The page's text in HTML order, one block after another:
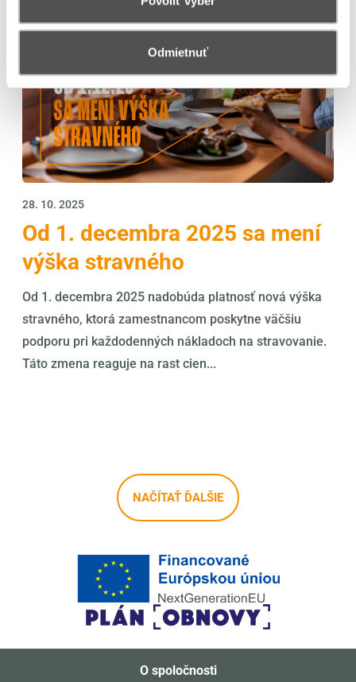
Odmietnuť
28. 10. 2025
Od 1. decembra 2025 sa mení
výška stravného
Od 1. decembra 2025 nadobúda platnosť nová výška
stravného, ktorá zamestnancom poskytne väčšiu
podporu pri každodenných nákladoch na stravovanie.
Táto zmena reaguje na rast cien...
NAČÍTAŤ ĎALŠIE
O spoločnosti